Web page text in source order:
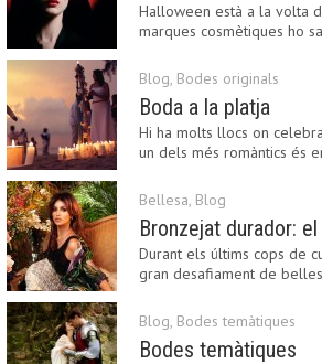
Halloween està a la volta
marques cosmètiques ho
Blog, Bodes originals
Boda a la platja
Hi ha molts llocs on
un dels més romàntics és
Bellesa, Blog
Durant els últims cops de
gran desafiament de
Blog, Bodes temàtiques
Bodes temàtiques